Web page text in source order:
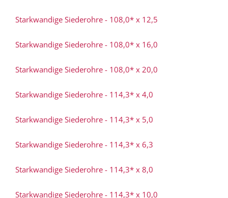
Starkwandige Siederohre - 108,0* x 12,5
Starkwandige Siederohre - 108,0* x 16,0
Starkwandige Siederohre - 108,0* x 20,0
Starkwandige Siederohre - 114,3* x 4,0
Starkwandige Siederohre - 114,3* x 5,0
Starkwandige Siederohre - 114,3* x 6,3
Starkwandige Siederohre - 114,3* x 8,0
Starkwandige Siederohre - 114,3* x 10,0